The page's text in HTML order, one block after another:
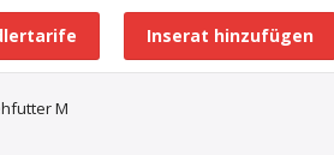
Inserat hinzufügen
M